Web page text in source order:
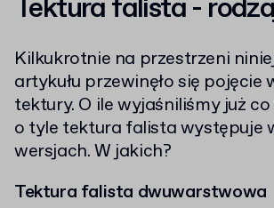
Tektura falista -
Kilkukrotnie na przestrzeni
artykułu przewinęło się pojęcie
tektury. O ile wyjaśniliśmy już
o tyle tektura falista występuje
wersjach. W jakich?
Tektura falista dwuwarstwowa